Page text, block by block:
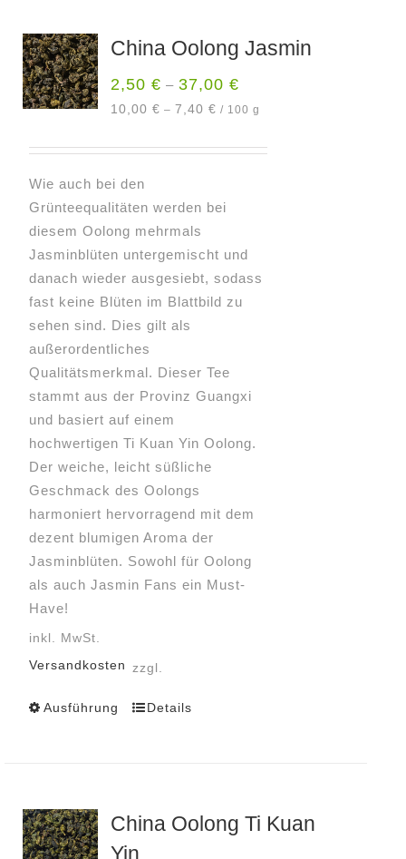
auf.
auf
Produktseite
gewählt
werden
China Oolong Jasmin
2,50€ –37,00€
10,00€ – 7,40€ / 100 g
Wie auch bei den
Grünteequalitäten werden bei
diesem Oolong mehrmals
Jasminblüten untergemischt und
danach wieder ausgesiebt, sodass
fast keine Blüten im Blattbild zu
sehen sind. Dies gilt als
außerordentliches
Qualitätsmerkmal. Dieser Tee
stammt aus der Provinz Guangxi
und basiert auf einem
hochwertigen Ti Kuan Yin Oolong.
Der weiche, leicht süßliche
Geschmack des Oolongs
harmoniert hervorragend mit dem
dezent blumigen Aroma der
Jasminblüten. Sowohl für Oolong
als auch Jasmin Fans ein Must-
Have!
inkl. MwSt.
zzgl.
Versandkosten
Ausführung
Dieses
auf.
Die
Details
China Oolong Ti Kuan
Yin